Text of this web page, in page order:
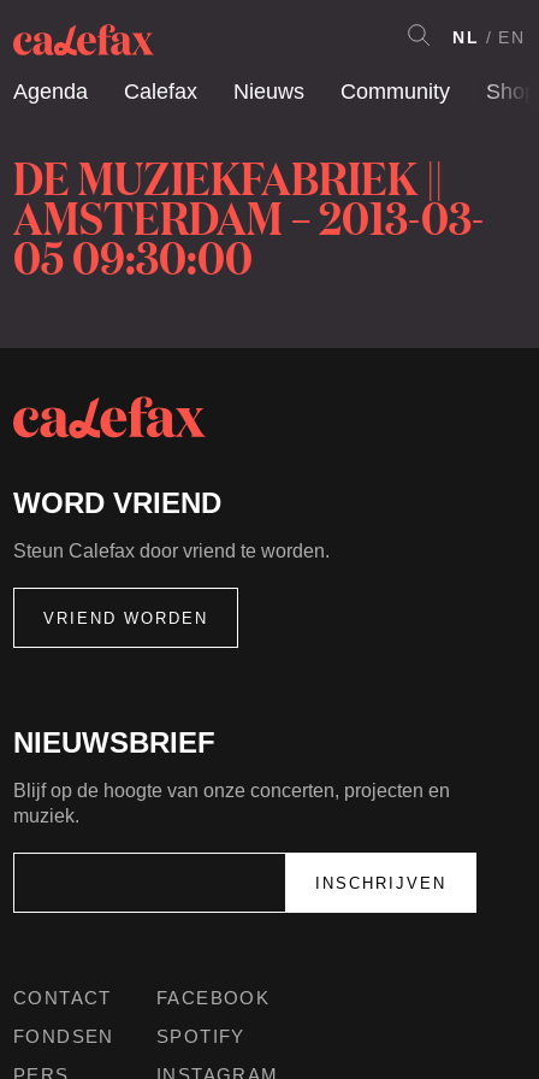
Agenda Calefax Nieuws Community Shop
NL EN
DE MUZIEKFABRIEK ||
AMSTERDAM – 2013-03-
05 09:30:00
CONTACT
FONDSEN
PERS
FACEBOOK
SPOTIFY
INSTAGRAM
NIEUWSBRIEF
Blijf op de hoogte van onze concerten, projecten en
muziek.
WORD VRIEND
Steun Calefax door vriend te worden.
VRIEND WORDEN